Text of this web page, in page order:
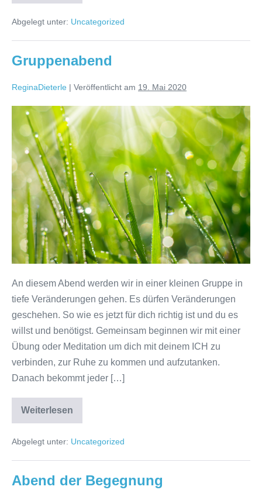
Abgelegt unter: Uncategorized
Gruppenabend
ReginaDieterle | Veröffentlicht am 19. Mai 2020
Gruppenabend
An diesem Abend werden wir in einer kleinen Gruppe in
tiefe Veränderungen gehen. Es dürfen Veränderungen
geschehen. So wie es jetzt für dich richtig ist und du es
willst und benötigst. Gemeinsam beginnen wir mit einer
Übung oder Meditation um dich mit deinem ICH zu
verbinden, zur Ruhe zu kommen und aufzutanken.
Danach bekommt jeder […]
WeiterlesenGruppenabend
Abgelegt unter: Uncategorized
Abend der Begegnung